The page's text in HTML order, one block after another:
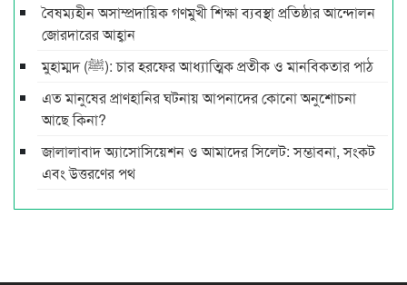
বৈষম্যহীন অসাম্প্রদায়িক গণমুখী শিক্ষা ব্যবস্থা প্রতিষ্ঠার আন্দোলন
জোরদারের আহ্বান
মুহাম্মদ (ﷺ): চার হরফের আধ্যাত্মিক প্রতীক ও মানবিকতার পাঠ
এত মানুষের প্রাণহানির ঘটনায় আপনাদের কোনো অনুশোচনা
আছে কিনা?
জালালাবাদ অ্যাসোসিয়েশন ও আমাদের সিলেট: সম্ভাবনা, সংকট
এবং উত্তরণের পথ